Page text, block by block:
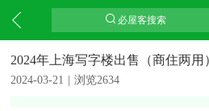
必屋客搜索
2024年上海写字楼出售（商住两用
2024-03-21 浏览2634